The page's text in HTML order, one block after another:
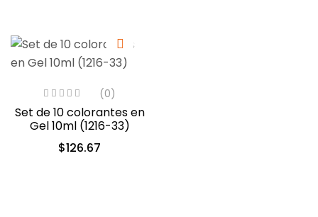
(0)
Set de 10 colorantes en
Gel 10ml (1216-33)
$126.67